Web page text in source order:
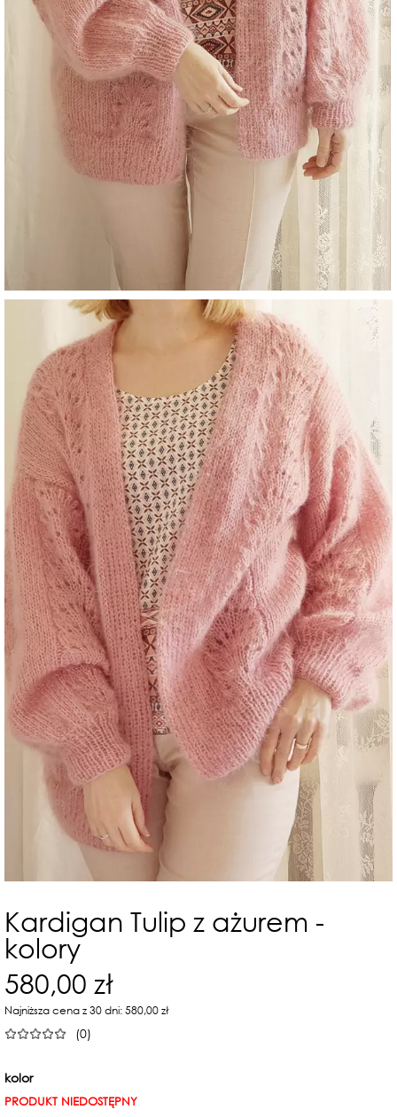
Kardigan Tulip z ażurem -
kolory
580,00 zł
Najniższa cena z 30 dni: 580,00 zł
(0)
kolor
PRODUKT NIEDOSTĘPNY